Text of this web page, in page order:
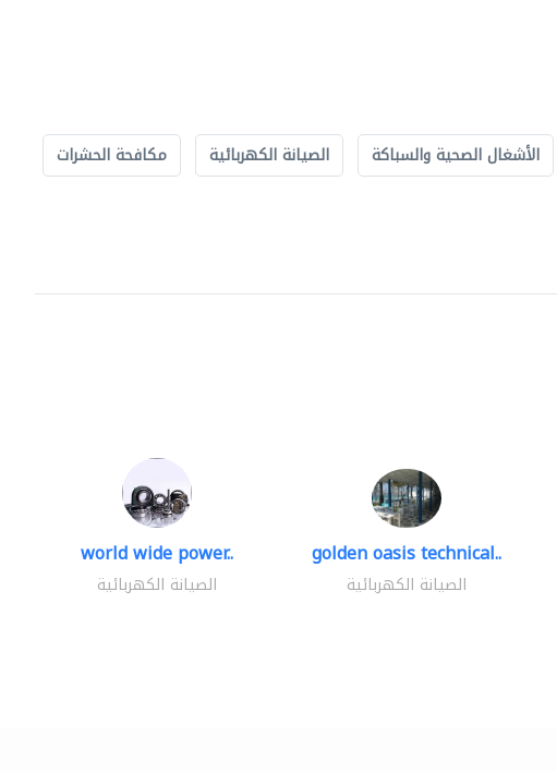
الأشغال الصحية والسباكة الصيانة الكهربائية
مكافحة الحشرات
world wide power..
الصيانة الكهربائية
golden oasis technical..
الصيانة الكهربائية